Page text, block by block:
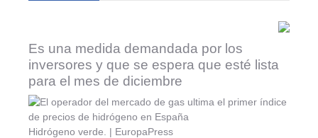
Es una medida demandada por los
inversores y que se espera que esté lista
para el mes de diciembre
Hidrógeno verde. | EuropaPress